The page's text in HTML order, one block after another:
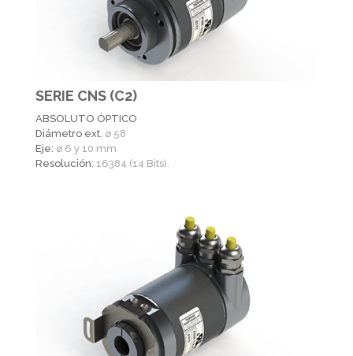
SERIE CNS (C2)
ABSOLUTO ÓPTICO
Diámetro ext. ø 58
Eje: ø 6 y 10 mm
Resolución: 16384 (14 Bits).